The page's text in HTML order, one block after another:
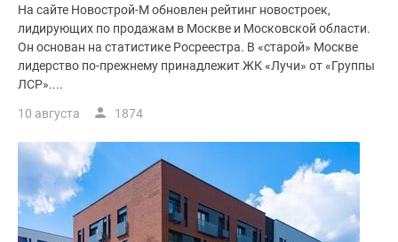
поселки
водоема
Коттеджные
поселки
ипотеку
Бизнес-
центры
Коттеджи
Скидки
На сайте Новострой-М обновлен рейтинг новостроек,
лидирующих по продажам в Москве и Московской области.
Он основан на статистике Росреестра. В «старой» Москве
лидерство по-прежнему принадлежит ЖК «Лучи» от «Группы
ЛСР»....
10 августа 1874